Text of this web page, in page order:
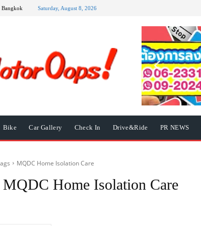
Bangkok Saturday, August 8, 2026
Bike Car Gallery Check In Drive&Ride PR NEWS
MQDC Home Isolation Care
MQDC Home Isolation Care